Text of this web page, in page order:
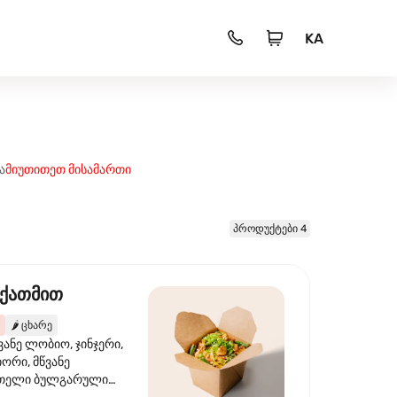
KA
მიუთითეთ მისამართი
პროდუქტები 4
🌶️ ცხარე
ლობიო, ჯინჯერი,
მწვანე
ბულგარული